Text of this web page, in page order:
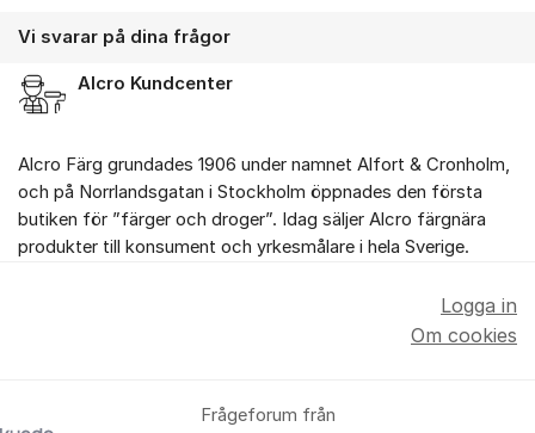
Vi svarar på dina frågor
Alcro Kundcenter
Alcro Färg grundades 1906 under namnet Alfort & Cronholm,
och på Norrlandsgatan i Stockholm öppnades den första
butiken för ”färger och droger”. Idag säljer Alcro färgnära
produkter till konsument och yrkesmålare i hela Sverige.
Frågeforum från
Logga in
Om cookies